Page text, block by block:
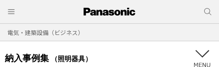
電気・建築設備（ビジネス）
納入事例集 （照明器具）